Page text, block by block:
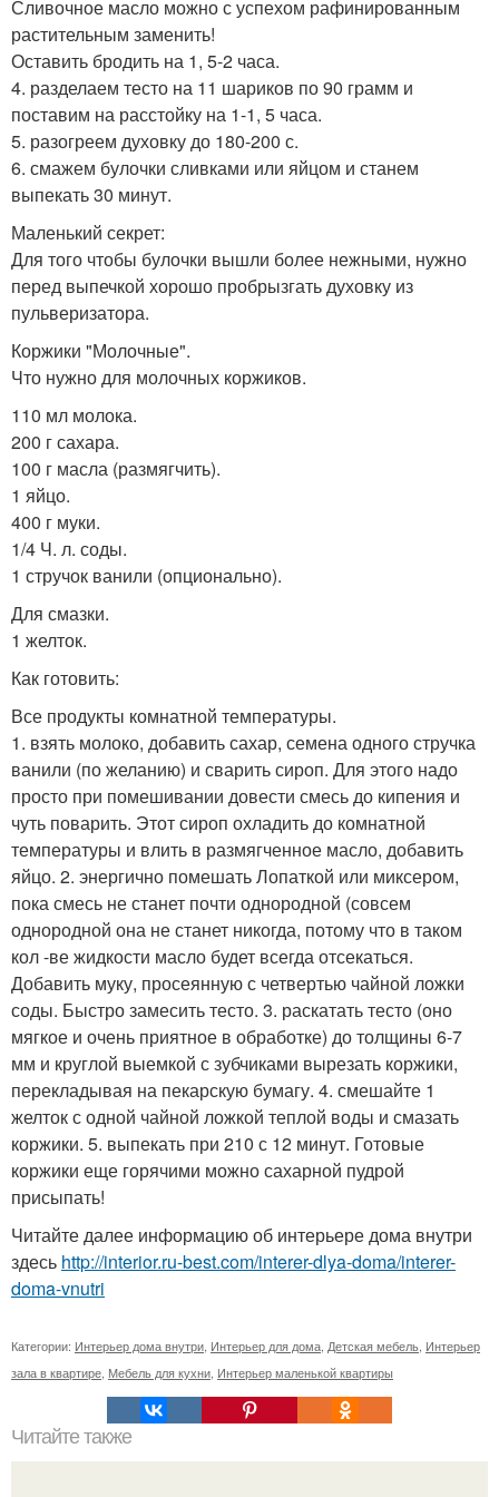
Сливочное масло можно с успехом рафинированным
растительным заменить!
Оставить бродить на 1, 5-2 часа.
4. разделаем тесто на 11 шариков по 90 грамм и
поставим на расстойку на 1-1, 5 часа.
5. разогреем духовку до 180-200 с.
6. смажем булочки сливками или яйцом и станем
выпекать 30 минут.
Маленький секрет:
Для того чтобы булочки вышли более нежными, нужно
перед выпечкой хорошо пробрызгать духовку из
пульверизатора.
Коржики "Молочные".
Что нужно для молочных коржиков.
110 мл молока.
200 г сахара.
100 г масла (размягчить).
1 яйцо.
400 г муки.
1/4 Ч. л. соды.
1 стручок ванили (опционально).
Для смазки.
1 желток.
Как готовить:
Все продукты комнатной температуры.
1. взять молоко, добавить сахар, семена одного стручка
ванили (по желанию) и сварить сироп. Для этого надо
просто при помешивании довести смесь до кипения и
чуть поварить. Этот сироп охладить до комнатной
температуры и влить в размягченное масло, добавить
яйцо. 2. энергично помешать Лопаткой или миксером,
пока смесь не станет почти однородной (совсем
однородной она не станет никогда, потому что в таком
кол -ве жидкости масло будет всегда отсекаться.
Добавить муку, просеянную с четвертью чайной ложки
соды. Быстро замесить тесто. 3. раскатать тесто (оно
мягкое и очень приятное в обработке) до толщины 6-7
мм и круглой выемкой с зубчиками вырезать коржики,
перекладывая на пекарскую бумагу. 4. смешайте 1
желток с одной чайной ложкой теплой воды и смазать
коржики. 5. выпекать при 210 с 12 минут. Готовые
коржики еще горячими можно сахарной пудрой
присыпать!
Читайте далее информацию об интерьере дома внутри
здесь http://interior.ru-best.com/interer-dlya-doma/interer-
doma-vnutri
Категории: Интерьер дома внутри Интерьер для дома Детская мебель Интерьер
зала в квартире Мебель для кухни Интерьер маленькой квартиры
Читайте также